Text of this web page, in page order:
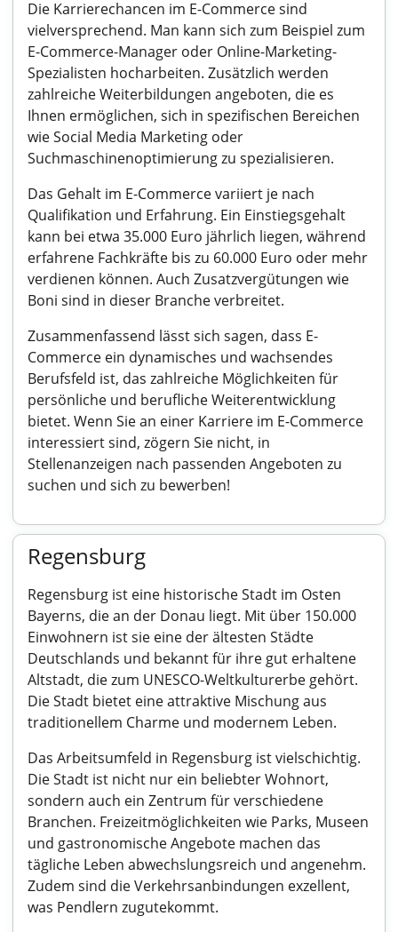
Die Karrierechancen im E-Commerce sind
vielversprechend. Man kann sich zum Beispiel zum
E-Commerce-Manager oder Online-Marketing-
Spezialisten hocharbeiten. Zusätzlich werden
zahlreiche Weiterbildungen angeboten, die es
Ihnen ermöglichen, sich in spezifischen Bereichen
wie Social Media Marketing oder
Suchmaschinenoptimierung zu spezialisieren.
Das Gehalt im E-Commerce variiert je nach
Qualifikation und Erfahrung. Ein Einstiegsgehalt
kann bei etwa 35.000 Euro jährlich liegen, während
erfahrene Fachkräfte bis zu 60.000 Euro oder mehr
verdienen können. Auch Zusatzvergütungen wie
Boni sind in dieser Branche verbreitet.
Zusammenfassend lässt sich sagen, dass E-
Commerce ein dynamisches und wachsendes
Berufsfeld ist, das zahlreiche Möglichkeiten für
persönliche und berufliche Weiterentwicklung
bietet. Wenn Sie an einer Karriere im E-Commerce
interessiert sind, zögern Sie nicht, in
Stellenanzeigen nach passenden Angeboten zu
suchen und sich zu bewerben!
Regensburg
Regensburg ist eine historische Stadt im Osten
Bayerns, die an der Donau liegt. Mit über 150.000
Einwohnern ist sie eine der ältesten Städte
Deutschlands und bekannt für ihre gut erhaltene
Altstadt, die zum UNESCO-Weltkulturerbe gehört.
Die Stadt bietet eine attraktive Mischung aus
traditionellem Charme und modernem Leben.
Das Arbeitsumfeld in Regensburg ist vielschichtig.
Die Stadt ist nicht nur ein beliebter Wohnort,
sondern auch ein Zentrum für verschiedene
Branchen. Freizeitmöglichkeiten wie Parks, Museen
und gastronomische Angebote machen das
tägliche Leben abwechslungsreich und angenehm.
Zudem sind die Verkehrsanbindungen exzellent,
was Pendlern zugutekommt.